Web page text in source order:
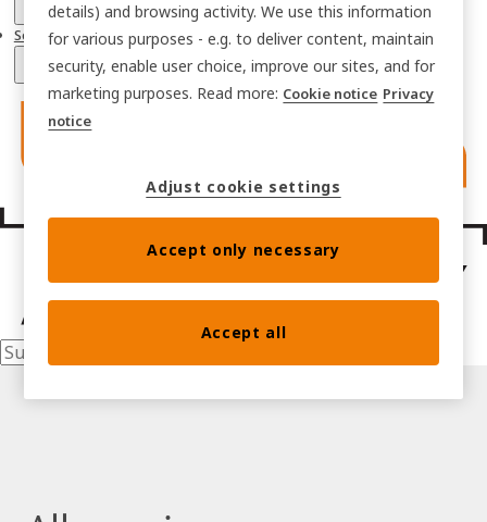
Sektoren
details) and browsing activity. We use this information
for various purposes - e.g. to deliver content, maintain
security, enable user choice, improve our sites, and for
marketing purposes. Read more: Cookie notice Privacy
notice
Adjust cookie settings
Accept only necessary
Accept all